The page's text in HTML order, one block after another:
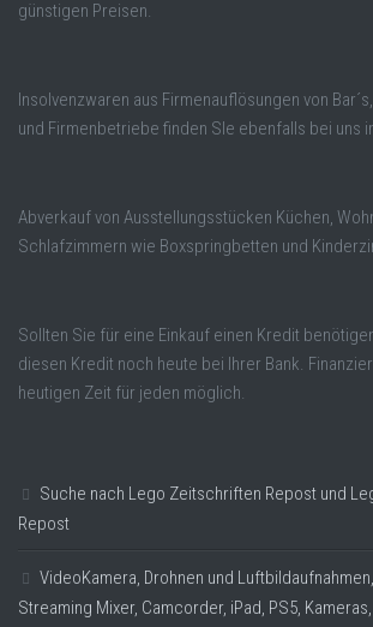
günstigen Preisen.
Insolvenzwaren aus Firmenauflösungen von
und Firmenbetriebe finden SIe ebenfalls bei uns
Abverkauf von Ausstellungsstücken Küchen,
Schlafzimmern wie Boxspringbetten und
Sollten Sie für eine Einkauf einen Kredit
diesen Kredit noch heute bei Ihrer Bank.
heutigen Zeit für jeden möglich.
Suche nach Lego Zeitschriften Repost und
Repost
VideoKamera, Drohnen und
Streaming Mixer, Camcorder, iPad, PS5,